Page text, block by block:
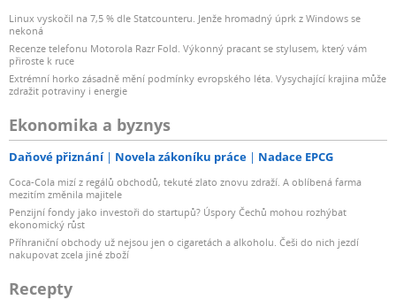
Linux vyskočil na 7,5 % dle Statcounteru. Jenže hromadný úprk z Windows se
nekoná
Recenze telefonu Motorola Razr Fold. Výkonný pracant se stylusem, který vám
přiroste k ruce
Extrémní horko zásadně mění podmínky evropského léta. Vysychající krajina může
zdražit potraviny i energie
Ekonomika a byznys
Daňové přiznání Novela zákoníku práce Nadace EPCG
Coca-Cola mizí z regálů obchodů, tekuté zlato znovu zdraží. A oblíbená farma
mezitím změnila majitele
Penzijní fondy jako investoři do startupů? Úspory Čechů mohou rozhýbat
ekonomický růst
Příhraniční obchody už nejsou jen o cigaretách a alkoholu. Češi do nich jezdí
nakupovat zcela jiné zboží
Recepty